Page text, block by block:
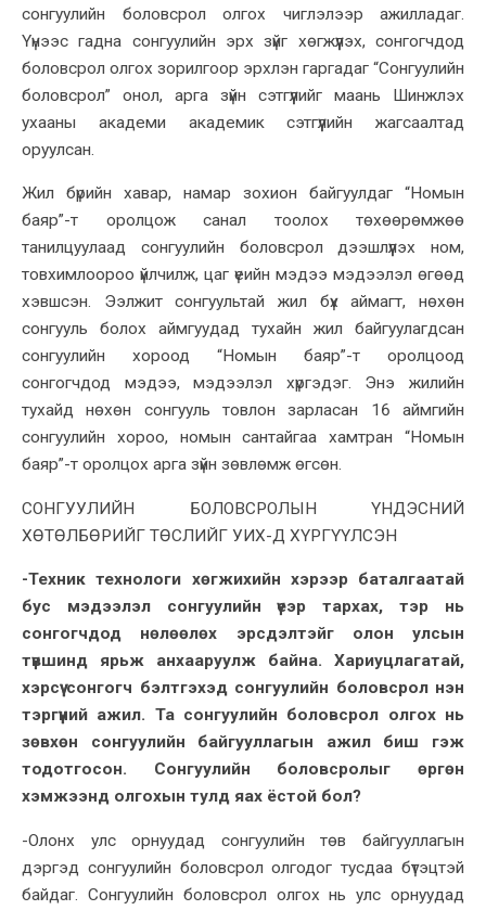
сонгуулийн боловсрол олгох чиглэлээр ажилладаг.
Үүнээс гадна сонгуулийн эрх зүйг хөгжүүлэх, сонгогчдод
боловсрол олгох зорилгоор эрхлэн гаргадаг “Сонгуулийн
боловсрол” онол, арга зүйн сэтгүүлийг маань Шинжлэх
ухааны академи академик сэтгүүлийн жагсаалтад
оруулсан.
Жил бүрийн хавар, намар зохион байгуулдаг “Номын
баяр”-т оролцож санал тоолох төхөөрөмжөө
танилцуулаад сонгуулийн боловсрол дээшлүүлэх ном,
товхимлоороо үйлчилж, цаг үеийн мэдээ мэдээлэл өгөөд
хэвшсэн. Ээлжит сонгуультай жил бүх аймагт, нөхөн
сонгууль болох аймгуудад тухайн жил байгуулагдсан
сонгуулийн хороод “Номын баяр”-т оролцоод
сонгогчдод мэдээ, мэдээлэл хүргэдэг. Энэ жилийн
тухайд нөхөн сонгууль товлон зарласан 16 аймгийн
сонгуулийн хороо, номын сантайгаа хамтран “Номын
баяр”-т оролцох арга зүйн зөвлөмж өгсөн.
СОНГУУЛИЙН БОЛОВСРОЛЫН ҮНДЭСНИЙ
ХӨТӨЛБӨРИЙГ ТӨСЛИЙГ УИХ-Д ХҮРГҮҮЛСЭН
-Техник технологи хөгжихийн хэрээр баталгаатай
бус мэдээлэл сонгуулийн үеэр тархах, тэр нь
сонгогчдод нөлөөлөх эрсдэлтэйг олон улсын
түвшинд ярьж анхааруулж байна. Хариуцлагатай,
хэрсүү сонгогч бэлтгэхэд сонгуулийн боловсрол нэн
тэргүүний ажил. Та сонгуулийн боловсрол олгох нь
зөвхөн сонгуулийн байгууллагын ажил биш гэж
тодотгосон. Сонгуулийн боловсролыг өргөн
хэмжээнд олгохын тулд яах ёстой бол?
-Олонх улс орнуудад сонгуулийн төв байгууллагын
дэргэд сонгуулийн боловсрол олгодог тусдаа бүтэцтэй
байдаг. Сонгуулийн боловсрол олгох нь улс орнуудад